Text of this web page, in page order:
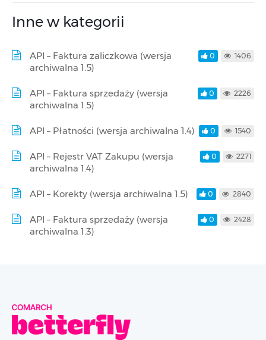
Inne w kategorii
API – Faktura zaliczkowa (wersja
archiwalna 1.5)
0 1406
API – Faktura sprzedaży (wersja
archiwalna 1.5)
0 2226
API – Płatności (wersja archiwalna 1.4) 0 1540
API – Rejestr VAT Zakupu (wersja
archiwalna 1.4)
0 2271
API – Korekty (wersja archiwalna 1.5) 0 2840
API – Faktura sprzedaży (wersja
archiwalna 1.3)
0 2428